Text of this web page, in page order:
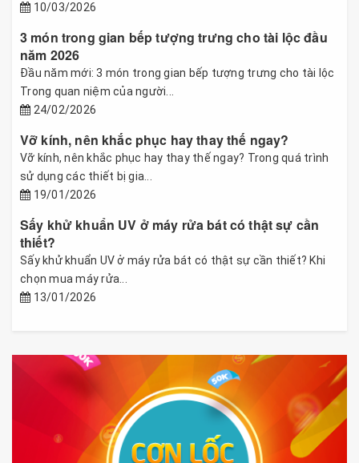
10/03/2026
3 món trong gian bếp tượng trưng cho tài lộc đầu
năm 2026
Đầu năm mới: 3 món trong gian bếp tượng trưng cho tài lộc
Trong quan niệm của người...
24/02/2026
Vỡ kính, nên khắc phục hay thay thế ngay?
Vỡ kính, nên khắc phục hay thay thế ngay? Trong quá trình
sử dụng các thiết bị gia...
19/01/2026
Sấy khử khuẩn UV ở máy rửa bát có thật sự cần
thiết?
Sấy khử khuẩn UV ở máy rửa bát có thật sự cần thiết? Khi
chọn mua máy rửa...
13/01/2026